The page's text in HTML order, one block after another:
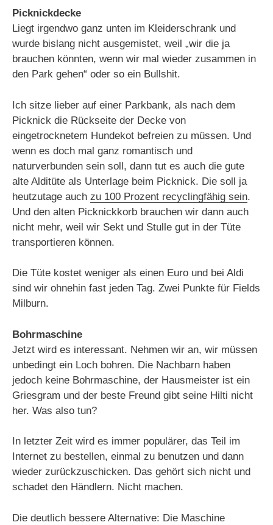
Picknickdecke
Liegt irgendwo ganz unten im Kleiderschrank und
wurde bislang nicht ausgemistet, weil „wir die ja
brauchen könnten, wenn wir mal wieder zusammen in
den Park gehen“ oder so ein Bullshit.
Ich sitze lieber auf einer Parkbank, als nach dem
Picknick die Rückseite der Decke von
eingetrocknetem Hundekot befreien zu müssen. Und
wenn es doch mal ganz romantisch und
naturverbunden sein soll, dann tut es auch die gute
alte Alditüte als Unterlage beim Picknick. Die soll ja
heutzutage auch zu 100 Prozent recyclingfähig sein.
Und den alten Picknickkorb brauchen wir dann auch
nicht mehr, weil wir Sekt und Stulle gut in der Tüte
transportieren können.
Die Tüte kostet weniger als einen Euro und bei Aldi
sind wir ohnehin fast jeden Tag. Zwei Punkte für Fields
Milburn.
Bohrmaschine
Jetzt wird es interessant. Nehmen wir an, wir müssen
unbedingt ein Loch bohren. Die Nachbarn haben
jedoch keine Bohrmaschine, der Hausmeister ist ein
Griesgram und der beste Freund gibt seine Hilti nicht
her. Was also tun?
In letzter Zeit wird es immer populärer, das Teil im
Internet zu bestellen, einmal zu benutzen und dann
wieder zurückzuschicken. Das gehört sich nicht und
schadet den Händlern. Nicht machen.
Die deutlich bessere Alternative: Die Maschine